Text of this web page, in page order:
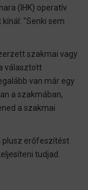
(IHK) operatív
"Senki sem
szakmai vagy
választott
van már egy
a szakmában,
a szakmai
plusz erőfeszítést
tudjad.